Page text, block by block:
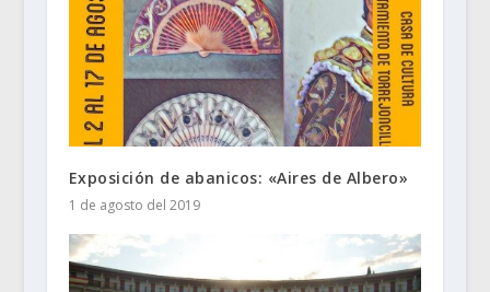
Exposición de abanicos: «Aires de Albero»
1 de agosto del 2019